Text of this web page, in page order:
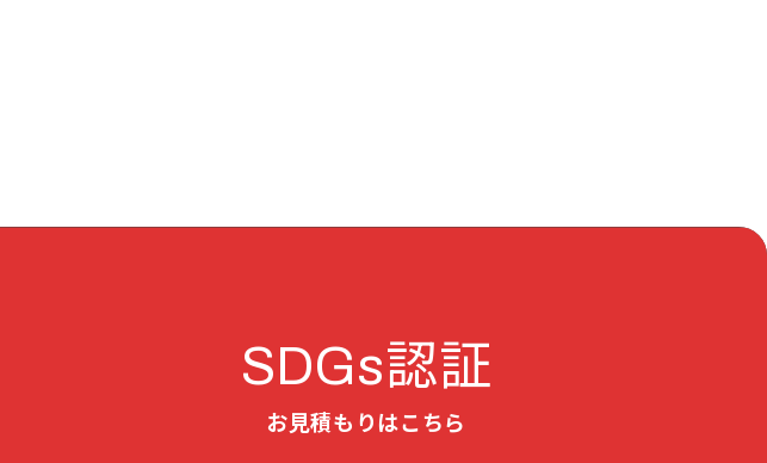
SDGs認証
お見積もりはこちら